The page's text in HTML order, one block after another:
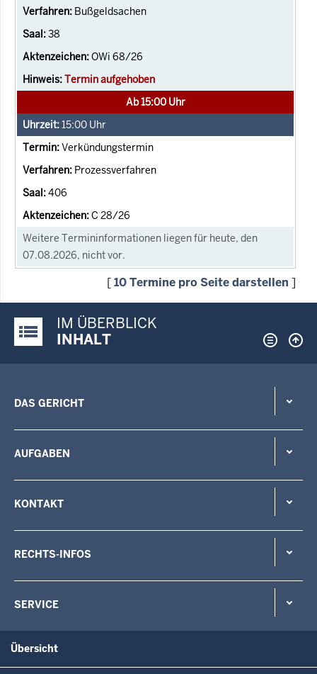
Bußgeldsachen
38
OWi 68/26
Termin aufgehoben
Ab 15:00 Uhr
15:00 Uhr
Verkündungstermin
Prozessverfahren
406
C 28/26
Weitere Termininformationen liegen für heute, den
07.08.2026, nicht vor.
[10 Termine pro Seite darstellen ]
Justiz-Portal im Überblick:
IM ÜBERBLICK
INHALT
DAS GERICHT
AUFGABEN
KONTAKT
RECHTS-INFOS
SERVICE
Übersicht